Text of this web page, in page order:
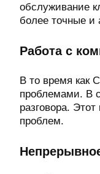
обслуживание
более точные и
Работа с
В то время как
проблемами. В
разговора.
проблем.